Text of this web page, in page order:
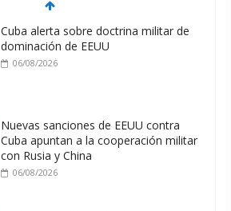
Cuba alerta sobre doctrina militar de
dominación de EEUU
06/08/2026
Nuevas sanciones de EEUU contra
Cuba apuntan a la cooperación militar
con Rusia y China
06/08/2026